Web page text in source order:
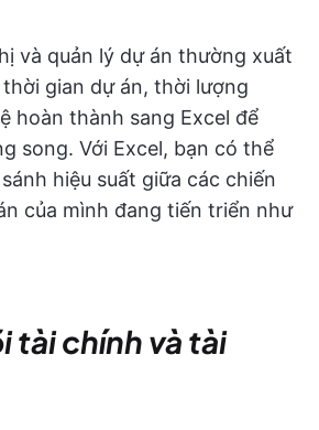
và quản lý dự án thường xuất
gian dự án, thời lượng
hoàn thành sang Excel để
song. Với Excel, bạn có thể
hiệu suất giữa các chiến
của mình đang tiến triển như
tài chính và tài